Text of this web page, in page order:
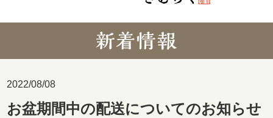
2022/08/08
お盆期間中の配送についてのお知らせ